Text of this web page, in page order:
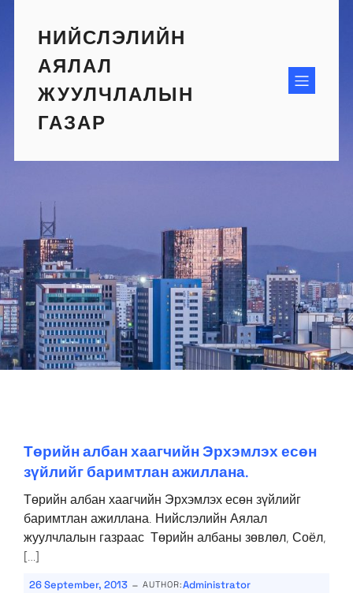
contentНИЙСЛЭЛИЙН
АЯЛАЛ
ЖУУЛЧЛАЛЫН
ГАЗАР
Төрийн албан хаагчийн Эрхэмлэх есөн
зүйлийг баримтлан ажиллана.
Төрийн албан хаагчийн Эрхэмлэх есөн зүйлийг
баримтлан ажиллана. Нийслэлийн Аялал
жуулчлалын газраас Төрийн албаны зөвлөл, Соёл,
[…]
26 September, 2013 - AUTHOR:Administrator